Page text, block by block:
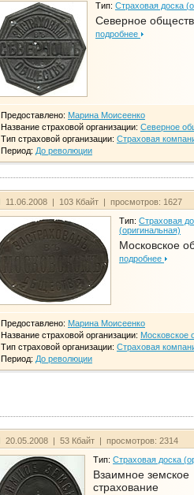
Тип: Страховая доска
Северное
подробнее
Предоставлено: Марина Моисеенко
Название страховой организации: Северное
Тип страховой организации: Страховая
Период: До революции
11.06.2008 | 103 Кбайт | просмотров: 1627
Тип: Страховая
(оригинальная)
Московское
подробнее
Предоставлено: Марина Моисеенко
Название страховой организации: Московское
Тип страховой организации: Страховая
Период: До революции
20.05.2008 | 53 Кбайт | просмотров: 2314
Тип: Страховая доска
Взаимное земское
страхование